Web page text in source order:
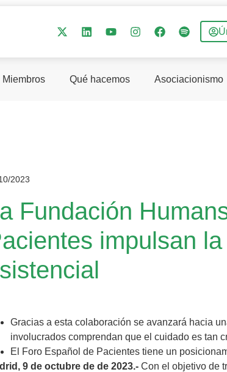
Miembros Qué hacemos Asociacionismo
2023
Fundación
impulsan
Gracias a esta colaboración se avanzará hacia
involucrados comprendan que el cuidado es tan
El Foro Español de Pacientes tiene un
, 9 de octubre de de 2023.- Con el objetivo de